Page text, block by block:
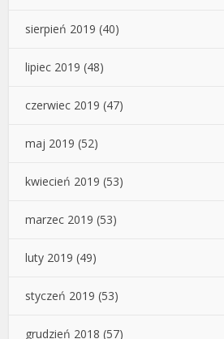
sierpień 2019 (40)
lipiec 2019 (48)
czerwiec 2019 (47)
maj 2019 (52)
kwiecień 2019 (53)
marzec 2019 (53)
luty 2019 (49)
styczeń 2019 (53)
grudzień 2018 (57)